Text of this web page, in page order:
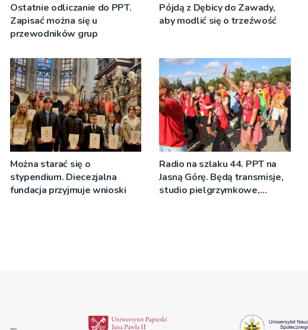
Ostatnie odliczanie do PPT.
Zapisać można się u
przewodników grup
Pójdą z Dębicy do Zawady,
aby modlić się o trzeźwość
Można starać się o
stypendium. Diecezjalna
fundacja przyjmuje wnioski
Radio na szlaku 44. PPT na
Jasną Górę. Będą transmisje,
studio pielgrzymkowe,